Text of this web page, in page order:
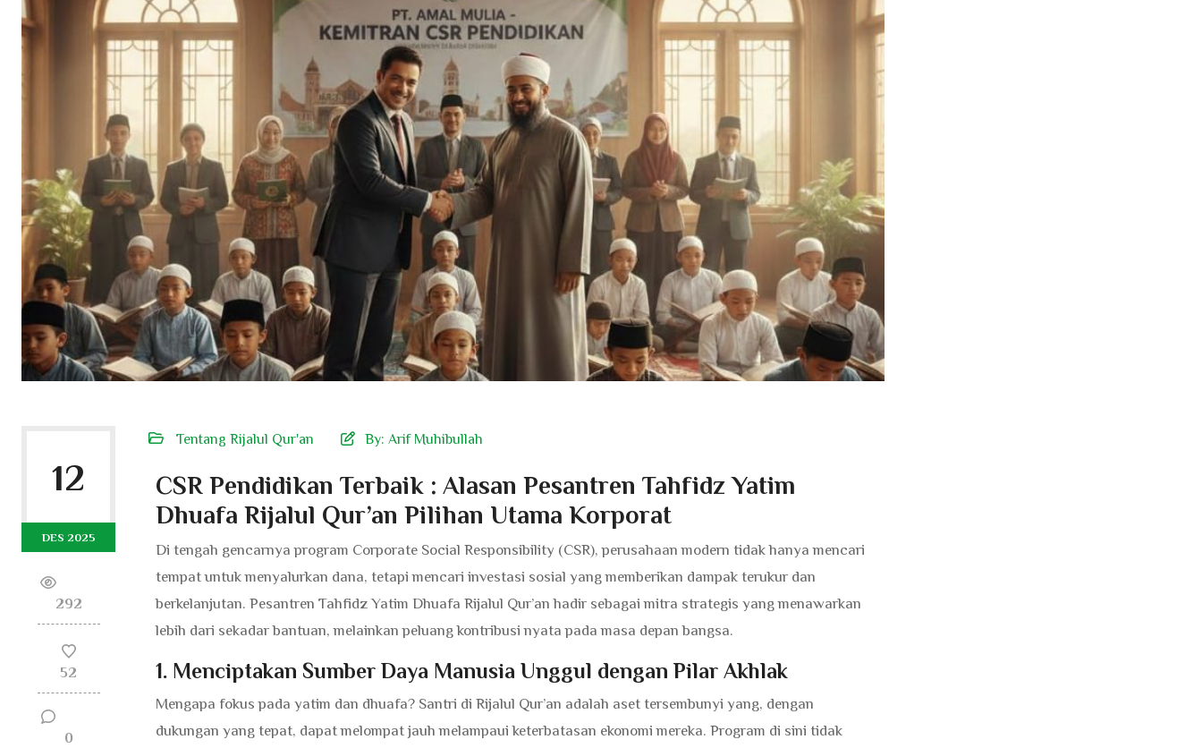
12
DES 2025
292
52
0
Tentang Rijalul Qur'an By: Arif Muhibullah
CSR Pendidikan Terbaik : Alasan Pesantren Tahfidz Yatim
Dhuafa Rijalul Qur’an Pilihan Utama Korporat
Di tengah gencarnya program Corporate Social Responsibility (CSR), perusahaan modern tidak hanya mencari
tempat untuk menyalurkan dana, tetapi mencari investasi sosial yang memberikan dampak terukur dan
berkelanjutan. Pesantren Tahfidz Yatim Dhuafa Rijalul Qur’an hadir sebagai mitra strategis yang menawarkan
lebih dari sekadar bantuan, melainkan peluang kontribusi nyata pada masa depan bangsa.
1. Menciptakan Sumber Daya Manusia Unggul dengan Pilar Akhlak
Mengapa fokus pada yatim dan dhuafa? Santri di Rijalul Qur’an adalah aset tersembunyi yang, dengan
dukungan yang tepat, dapat melompat jauh melampaui keterbatasan ekonomi mereka. Program di sini tidak